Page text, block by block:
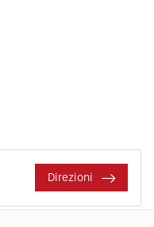
Direzioni